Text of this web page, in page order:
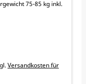
75-85 kg inkl.
Versandkosten für